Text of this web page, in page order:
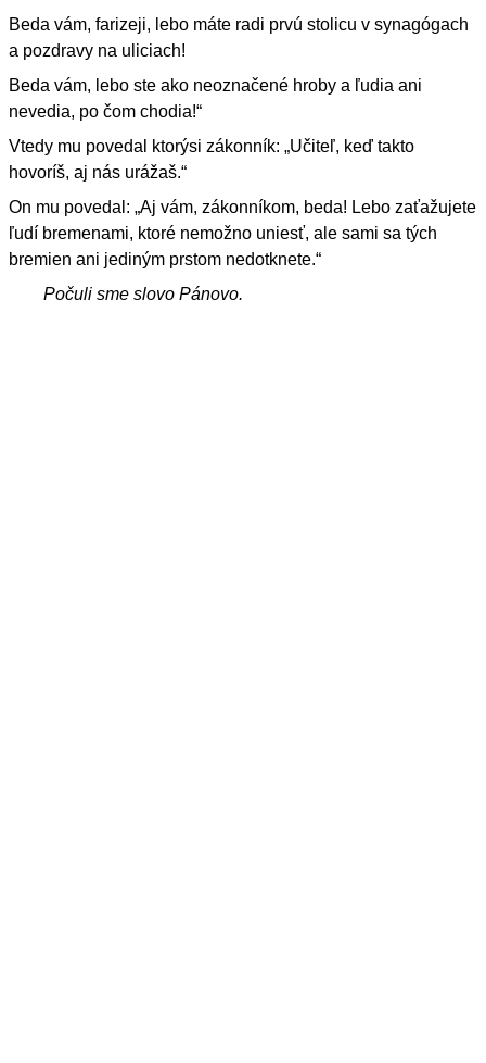
Beda vám, farizeji, lebo máte radi prvú stolicu v synagógach
a pozdravy na uliciach!
Beda vám, lebo ste ako neoznačené hroby a ľudia ani
nevedia, po čom chodia!“
Vtedy mu povedal ktorýsi zákonník: „Učiteľ, keď takto
hovoríš, aj nás urážaš.“
On mu povedal: „Aj vám, zákonníkom, beda! Lebo zaťažujete
ľudí bremenami, ktoré nemožno uniesť, ale sami sa tých
bremien ani jediným prstom nedotknete.“
Počuli sme slovo Pánovo.